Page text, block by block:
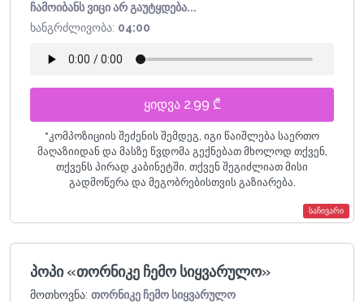
საჩივარი
ჩამოიბანს ვიცი არ გაუტყდება...
ხანგრძლივობა: 04:00
ყიდვა 2.99 ₾
*კომპოზიციის შეძენის შემდეგ, იგი წაიშლება საერთო
მაღაზიიდან და მასზე წვდომა გექნებათ მხოლოდ თქვენ,
თქვენს პირად კაბინეტში. თქვენ შეგიძლიათ მისი
გადმოწერა და მეგობრებისთვის გაზიარება.
პოპი «თორნიკე ჩემო სიყვარულო»
მოთხოვნა: თორნიკე ჩემო სიყვარულო